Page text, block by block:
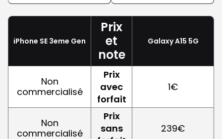
iPhone SE 3eme Gen
Prix
et
note
Galaxy A15 5G
Non
commercialisé
Prix
avec
forfait
1€
Non
commercialisé
Prix
sans
239€